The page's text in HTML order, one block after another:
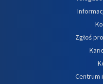
Zgłoś
Centrum